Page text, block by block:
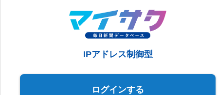
IPアドレス制御型
ログインする